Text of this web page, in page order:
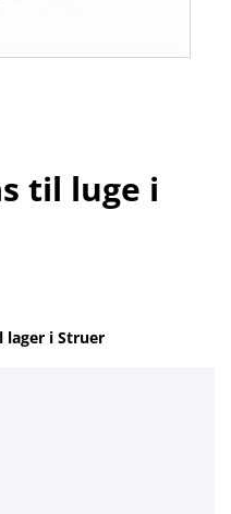
til luge i
lager i Struer